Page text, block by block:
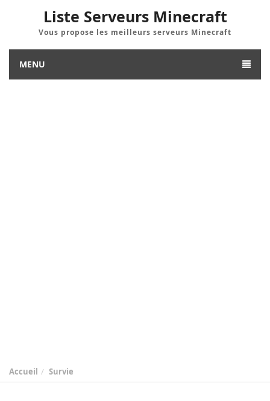
Liste Serveurs Minecraft
Vous propose les meilleurs serveurs Minecraft
MENU
Accueil Survie